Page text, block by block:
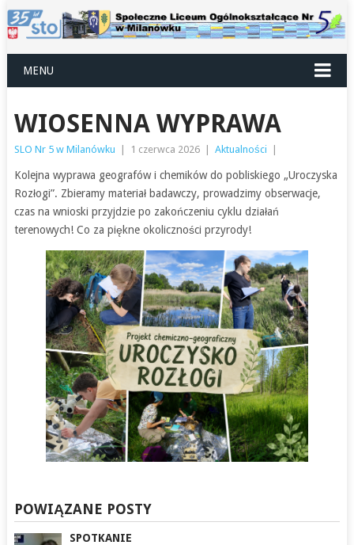
MENU
WIOSENNA WYPRAWA
SLO Nr 5 w Milanówku 1 czerwca 2026 Aktualności
Kolejna wyprawa geografów i chemików do pobliskiego „Uroczyska
Rozłogi”. Zbieramy materiał badawczy, prowadzimy obserwacje,
czas na wnioski przyjdzie po zakończeniu cyklu działań
terenowych! Co za piękne okoliczności przyrody!
POWIĄZANE POSTY
SPOTKANIE